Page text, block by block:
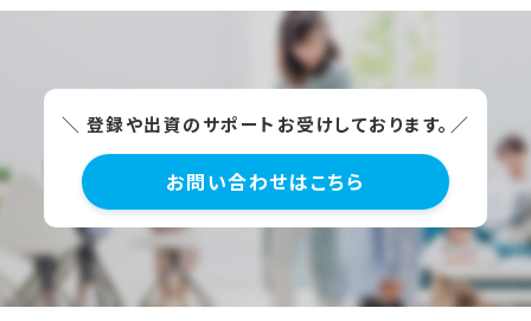
＼ 登録や出資のサポートお受けしております。／
お問い合わせはこちら